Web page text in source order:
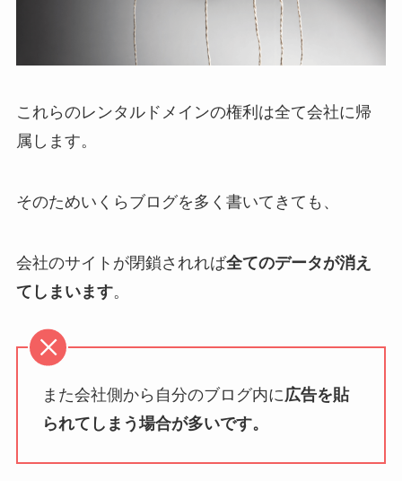
これらのレンタルドメインの権利は全て会社に帰
属します。
そのためいくらブログを多く書いてきても、
会社のサイトが閉鎖されれば全てのデータが消え
てしまいます。
また会社側から自分のブログ内に 広告を貼
られてしまう場合が多いです。